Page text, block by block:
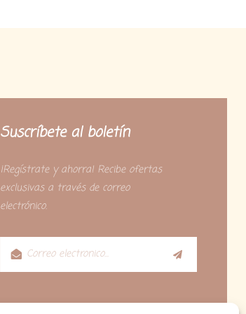
Suscríbete al boletín
¡Regístrate y ahorra! Recibe ofertas
exclusivas a través de correo
electrónico.